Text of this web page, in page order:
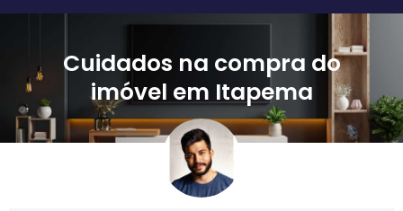
Cuidados na compra do
imóvel em Itapema